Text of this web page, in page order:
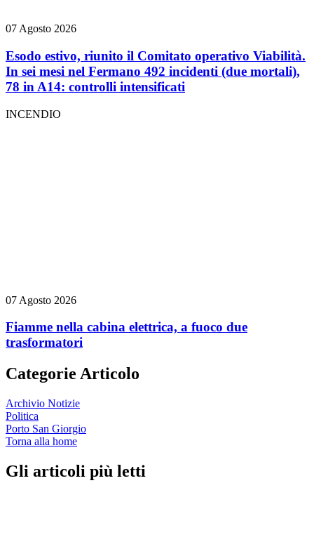
07 Agosto 2026
Esodo estivo, riunito il Comitato operativo Viabilità.
In sei mesi nel Fermano 492 incidenti (due mortali),
78 in A14: controlli intensificati
INCENDIO
07 Agosto 2026
Fiamme nella cabina elettrica, a fuoco due
trasformatori
Categorie Articolo
Archivio Notizie
Politica
Porto San Giorgio
Torna alla home
Gli articoli più letti